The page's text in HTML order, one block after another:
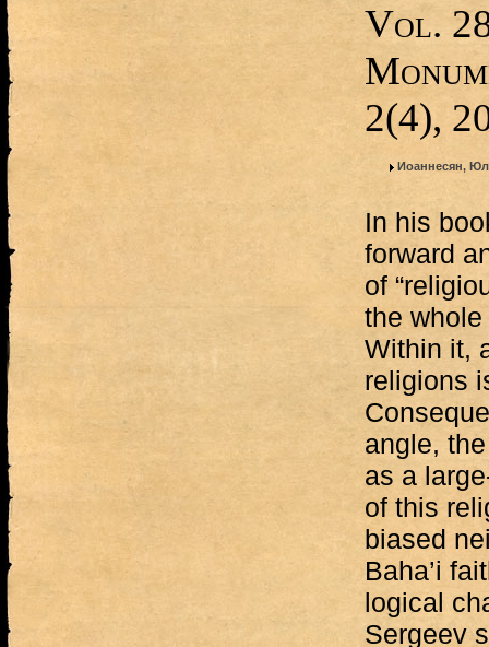
Vol.
2(4),
Иоаннесян,
In his
forward
of
the
Within it,
religions
angle,
as a
of this
biased
Baha’i
logical
Sergeev